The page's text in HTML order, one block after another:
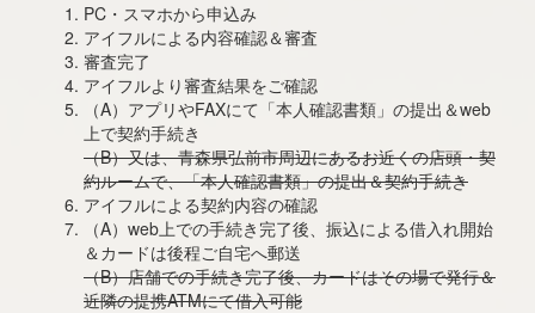
PC・スマホから申込み
アイフルによる内容確認＆審査
審査完了
アイフルより審査結果をご確認
（A）アプリやFAXにて「本人確認書類」の提出＆web
上で契約手続き
（B）又は、青森県弘前市周辺にあるお近くの店頭・契
約ルームで、「本人確認書類」の提出＆契約手続き
アイフルによる契約内容の確認
（A）web上での手続き完了後、振込による借入れ開始
＆カードは後程ご自宅へ郵送
（B）店舗での手続き完了後、カードはその場で発行＆
近隣の提携ATMにて借入可能